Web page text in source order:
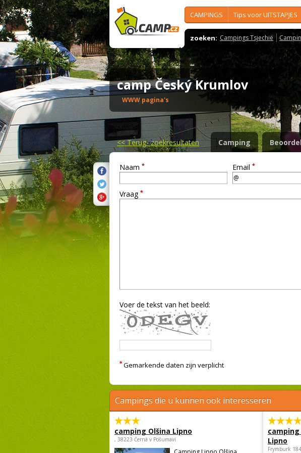
CAMPINGS Tips voor UITSTAPJES
zoeken: Campings Tsjechië
camp Český Krumlov
WWW pagina's
<<Terug- zoekresultaten Camping
Naam * Email *
Vraag *
Voer de tekst van het beeld:
* Gemarkende daten zijn verplicht
Campings die u kunnen ook interesseren
camping Olšina Lipno
, 38223 Černá v Pošumaví
Lipno
Frymburk